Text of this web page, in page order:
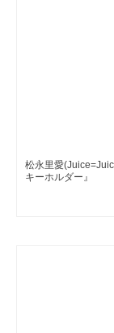
松永里愛
キーホルダー』